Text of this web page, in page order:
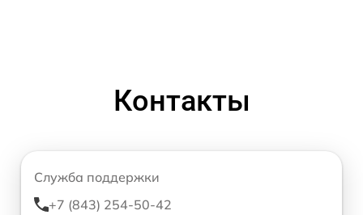
Контакты
Служба поддержки
+7 (843) 254-50-42